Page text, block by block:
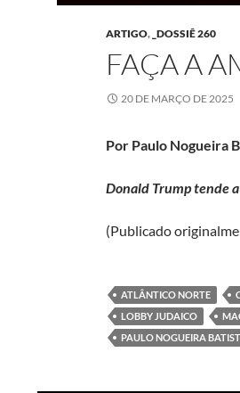
ARTIGO, _DOSSIÊ 260
FAÇA A
20 DE MARÇO DE 2025
Por Paulo Nogueira
Donald Trump tende
(Publicado
ATLÂNTICO NORTE
LOBBY JUDAICO
PAULO NOGUEIRA